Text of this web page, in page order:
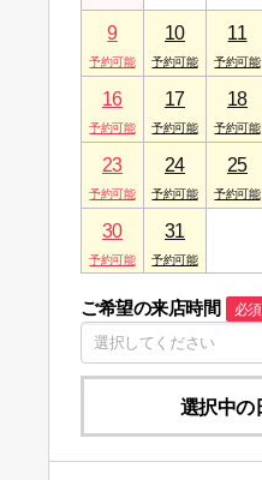
9 10 11
16 17 18
23 24 25
30 31
ご希望の来店時間 必須
選択中の